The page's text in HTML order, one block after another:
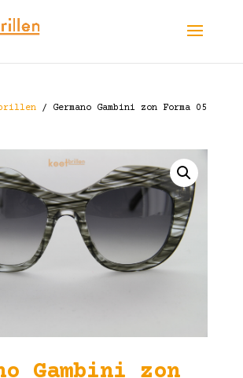
/ Germano Gambini zon Forma 05
Gambini zon